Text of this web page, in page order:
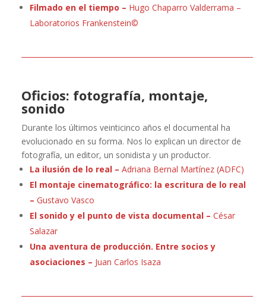
Filmado en el tiempo – Hugo Chaparro Valderrama –
Laboratorios Frankenstein©
Oficios: fotografía, montaje,
sonido
Durante los últimos veinticinco años el documental ha
evolucionado en su forma. Nos lo explican un director de
fotografía, un editor, un sonidista y un productor.
La ilusión de lo real –Adriana Bernal Martínez (ADFC)
El montaje cinematográfico: la escritura de lo real
–Gustavo Vasco
El sonido y el punto de vista documental –César
Salazar
Una aventura de producción. Entre socios y
asociaciones – Juan Carlos Isaza